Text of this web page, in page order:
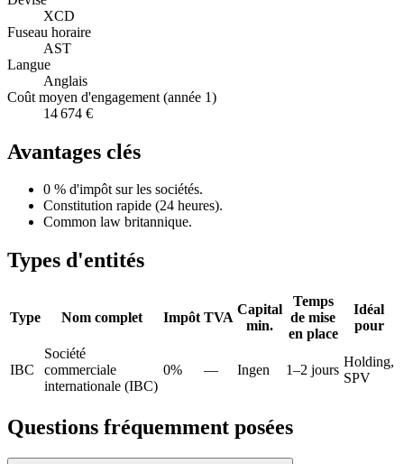
XCD
Fuseau horaire
AST
Langue
Anglais
Coût moyen d'engagement (année 1)
14 674 €
Avantages clés
0 % d'impôt sur les sociétés.
Constitution rapide (24 heures).
Common law britannique.
Types d'entités
Type Nom complet Impôt TVA
Capital
min.
Temps
de mise
en place
Idéal
pour
IBC
Société
commerciale
internationale (IBC)
0% — Ingen 1–2 jours
Holding,
SPV
Questions fréquemment posées